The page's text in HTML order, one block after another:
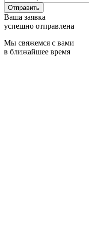
Ваша заявка
успешно отправлена
Мы свяжемся с вами
в ближайшее время